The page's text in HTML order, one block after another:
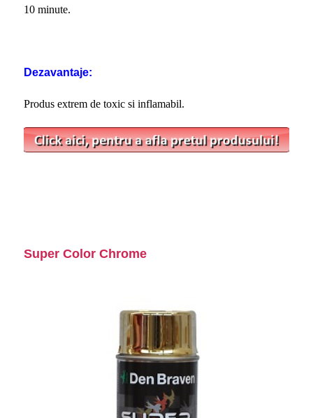
10 minute.
Dezavantaje:
Produs extrem de toxic si inflamabil.
Super Color Chrome